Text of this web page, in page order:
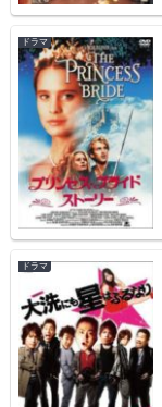
ドラマ
ドラマ